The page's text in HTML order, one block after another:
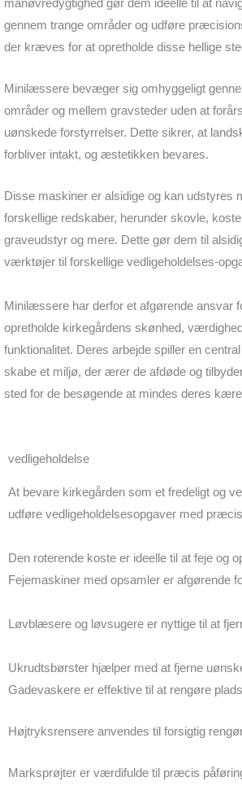
manøvredygtighed gør dem ideelle til at
gennem trange områder og udføre
der kræves for at opretholde disse hellige
Minilæssere bevæger sig omhyggeligt
områder og mellem gravsteder uden at
uønskede forstyrrelser. Dette sikrer, at
forbliver intakt, og æstetikken bevares.
Disse maskiner er alsidige og kan udstyres
forskellige redskaber, herunder skovle,
graveudstyr og mere. Dette gør dem til
værktøjer til forskellige vedligeholdelses-
Minilæssere har derfor et afgørende ansvar
opretholde kirkegårdens skønhed,
funktionalitet. Deres arbejde spiller en
skabe et miljø, der ærer de afdøde og
sted for de besøgende at mindes deres
vedligeholdelse
At bevare kirkegården som et fredeligt og
udføre vedligeholdelsesopgaver med
Den roterende koste er ideelle til at feje og
Fejemaskiner med opsamler er afgørende
Løvblæsere og løvsugere er nyttige til at
Ukrudtsbørster hjælper med at fjerne
Gadevaskere er effektive til at rengøre
Højtryksrensere anvendes til forsigtig
Marksprøjter er værdifulde til præcis